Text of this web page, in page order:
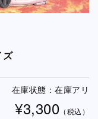
ズ
在庫状態：在庫アリ
¥3,300 （税込）